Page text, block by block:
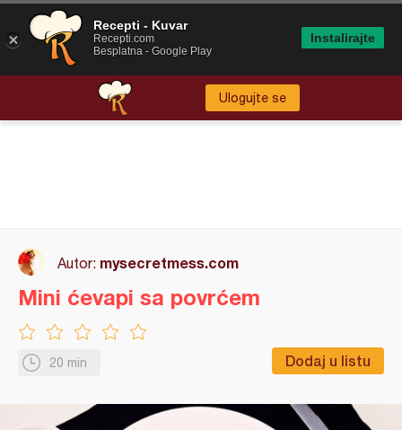
Ulogujte se
Autor: mysecretmess.com
20 min Dodaj u listu
Mini ćevapi sa povrćem
Recepti - Kuvar
Recepti.com
Besplatna - Google Play
Instalirajte